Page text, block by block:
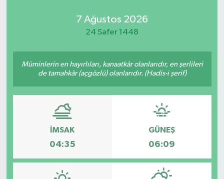
7 Ağustos 2026
24 Safer 1448
Müminlerin en hayırlıları, kanaatkâr olanlarıdır, en şerlileri
de tamahkâr (açgözlü) olanlarıdır. (Hadis-i şerif)
İMSAK
04:35
GÜNEŞ
06:09